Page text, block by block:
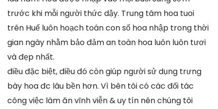
trước khi mỗi người thức dậy. Trung tâm hoa tuoi
trên Huế luôn hoạch toán con số hoa nhập trong thời
gian ngày nhằm bảo đảm an toàn hoa luôn luôn tươi
và đẹp nhất.
điều đặc biệt, điều đó còn giúp người sử dụng trưng
bày hoa đc lâu bền hơn. Vì bên tôi có các đối tác
công việc làm ăn vĩnh viễn & uy tín nên chúng tôi